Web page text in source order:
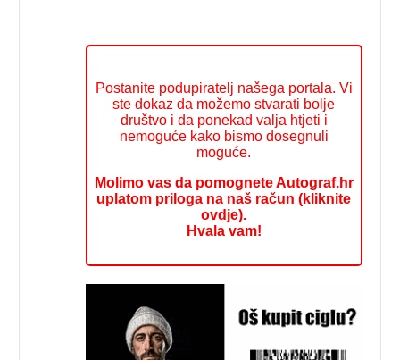
Postanite podupiratelj našega portala. Vi
ste dokaz da možemo stvarati bolje
društvo i da ponekad valja htjeti i
nemoguće kako bismo dosegnuli
moguće.
Molimo vas da pomognete Autograf.hr
uplatom priloga na naš račun (kliknite
ovdje).
Hvala vam!